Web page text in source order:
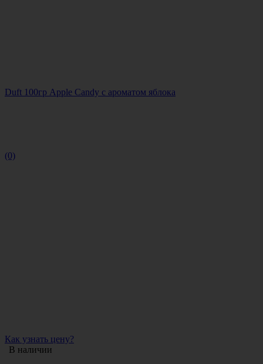
Duft 100гр Apple Candy с ароматом яблока
(0)
Как узнать цену?
В наличии